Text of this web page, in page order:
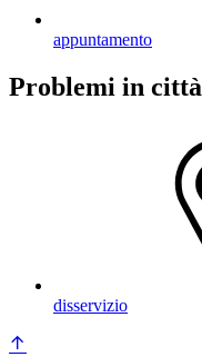
appuntamento
Problemi in città
disservizio